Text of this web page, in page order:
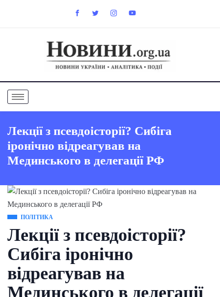
Лекції з псевдоісторії? Сибіга
іронічно відреагував на
Мединського в делегації РФ
ПОЛІТИКА
Лекції з псевдоісторії?
Сибіга іронічно
відреагував на
Мединського в делегації